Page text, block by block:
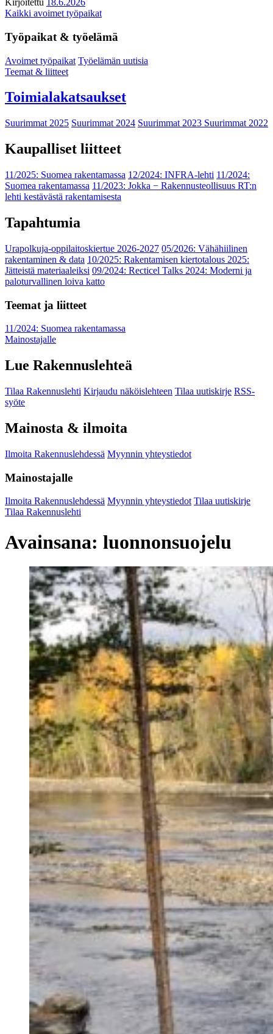
Kirjoitettu
18.6.2026
Kaikki avoimet työpaikat
Työpaikat & työelämä
Avoimet työpaikat Työelämän uutisia
Teemat & liitteet
Toimialakatsaukset
Suurimmat 2025 Suurimmat 2024 Suurimmat 2023 Suurimmat 2022
Kaupalliset liitteet
11/2025: Suomea rakentamassa 12/2024: INFRA-lehti 11/2024:
Suomea rakentamassa 11/2023: Jokka − Rakennusteollisuus RT:n
lehti kestävästä rakentamisesta
Tapahtumia
Urapolkuja-oppilaitoskiertue 2026-2027 05/2026: Vähähiilinen
rakentaminen & data 10/2025: Rakentamisen kiertotalous 2025:
Jätteistä materiaaleiksi 09/2024: Recticel Talks 2024: Moderni ja
paloturvallinen loiva katto
Teemat ja liitteet
11/2024: Suomea rakentamassa
Mainostajalle
Lue Rakennuslehteä
Tilaa Rakennuslehti Kirjaudu näköislehteen Tilaa uutiskirje RSS-
syöte
Mainosta & ilmoita
Ilmoita Rakennuslehdessä Myynnin yhteystiedot
Mainostajalle
Ilmoita Rakennuslehdessä Myynnin yhteystiedot Tilaa uutiskirje
Tilaa Rakennuslehti
Avainsana: luonnonsuojelu